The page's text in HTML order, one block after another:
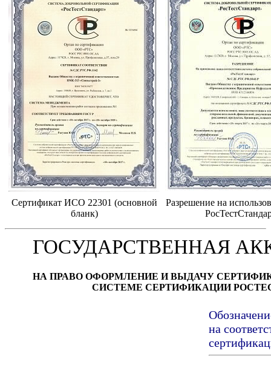
Сертификат ИСО 22301 (основной
бланк)
Разрешение на
ГОСУДАРСТВЕННАЯ
НА ПРАВО ОФОРМЛЕНИЕ И ВЫДАЧУ
СИСТЕМЕ СЕРТИФИКАЦИИ
на